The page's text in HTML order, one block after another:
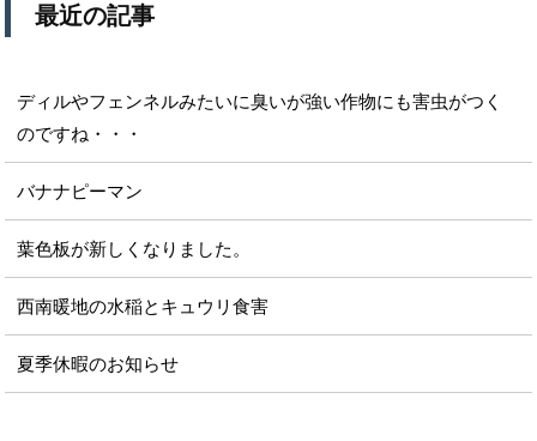
最近の記事
ディルやフェンネルみたいに臭いが強い作物にも害虫がつく
のですね・・・
バナナピーマン
葉色板が新しくなりました。
西南暖地の水稲とキュウリ食害
夏季休暇のお知らせ